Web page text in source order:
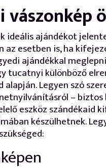
vászonkép
ideális ajándékot
az esetben is, ha
ajándékkal
tucatnyi különböző
Legyen szó
– biztos
eszköz szándékaid
készülhetnek.